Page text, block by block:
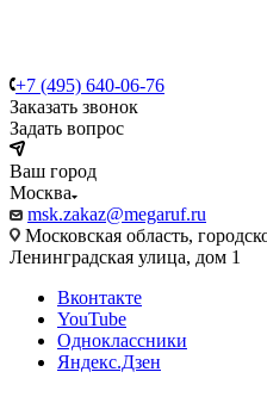
+7 (495) 640-06-76
Заказать звонок
Задать вопрос
Ваш город
Москва
msk.zakaz@megaruf.ru
Московская область,
Ленинградская улица, дом 1
Вконтакте
YouTube
Одноклассники
Яндекс.Дзен